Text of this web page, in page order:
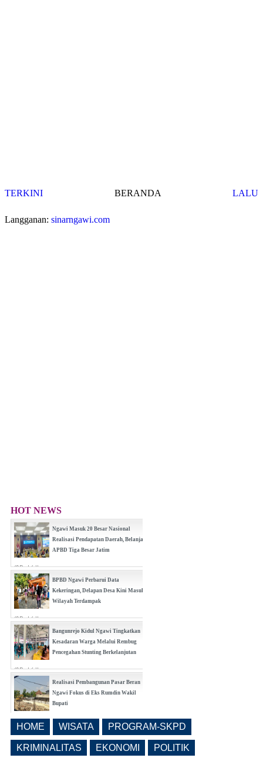
TERKINI LALU
BERANDA
Langganan: sinarngawi.com
HOT NEWS
Ngawi Masuk 20 Besar Nasional
Realisasi Pendapatan Daerah, Belanja
APBD Tiga Besar Jatim
(0 Reply(s))
BPBD Ngawi Perbarui Data
Kekeringan, Delapan Desa Kini Masuk
Wilayah Terdampak
(0 Reply(s))
Bangunrejo Kidul Ngawi Tingkatkan
Kesadaran Warga Melalui Rembug
Pencegahan Stunting Berkelanjutan
(0 Reply(s))
Realisasi Pembangunan Pasar Beran
Ngawi Fokus di Eks Rumdin Wakil
Bupati
Buka Seleksi Direktur PDAM Definitif
HOME WISATA PROGRAM-SKPD
KRIMINALITAS EKONOMI POLITIK